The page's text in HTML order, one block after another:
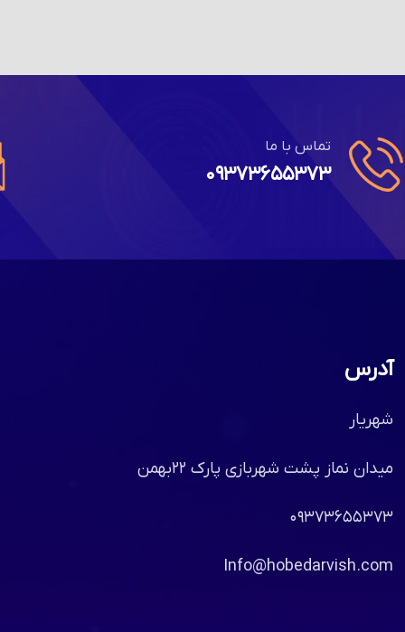
تماس با ما
۰۹۳۷۳۶۵۵۳۷۳
آدرس
شهریار
میدان نماز پشت شهربازی پارک ۲۲بهمن
۰۹۳۷۳۶۵۵۳۷۳
Info@hobedarvish.com